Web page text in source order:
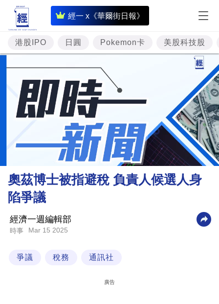
經一 x《華爾街日報》
即
時
財
經
專
題
投
資
樓
市
財
業
科
港股IPO 日圓 Pokemon卡 美股科技股
奧茲博士被指避稅 負責人候選人身
陷爭議
經濟一週編輯部
時事 Mar 15 2025
爭議 稅務 通訊社
廣告